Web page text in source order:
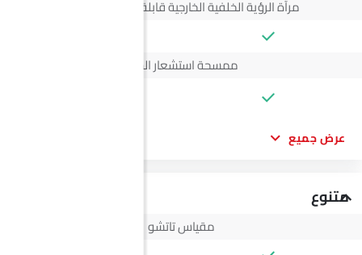
مرآة الرؤية الخلفية الخارجية قابلة للتعديل كهربائياً
ممسحة استشعار المطر
عرض جميع
متنوع
مقياس تاتشو